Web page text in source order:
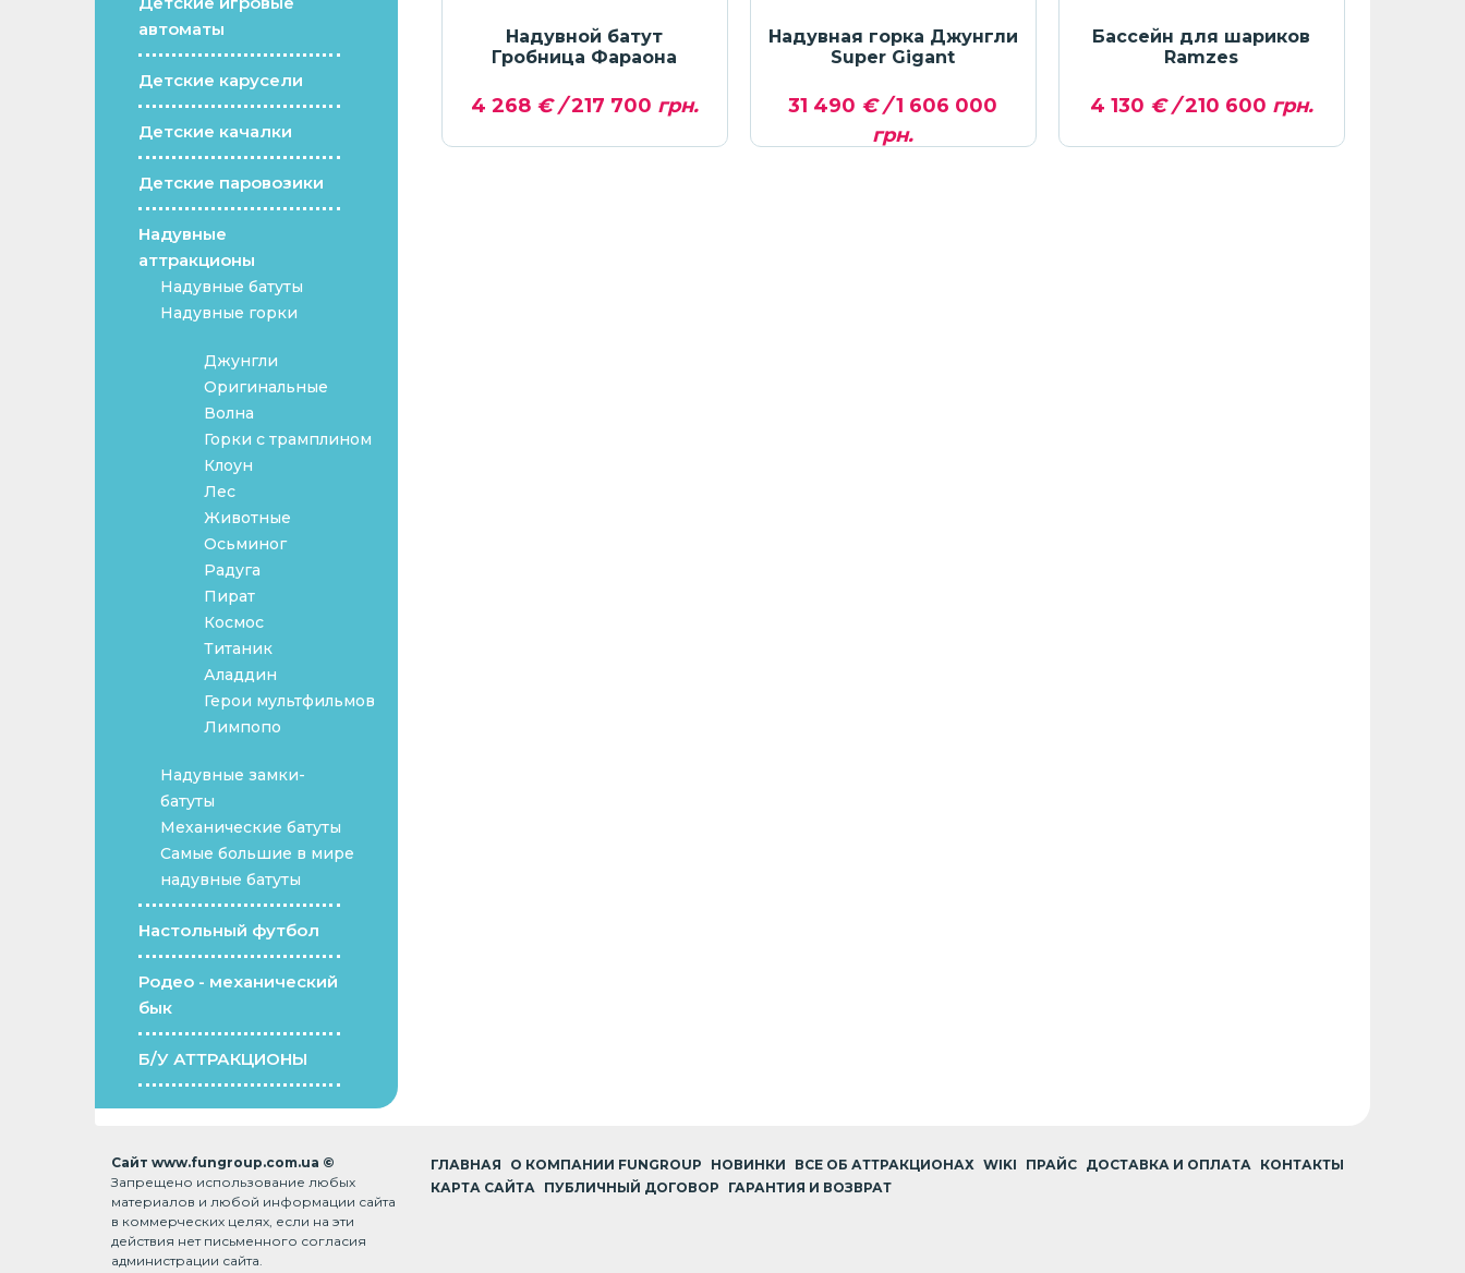
автоматы
Детские карусели
Детские качалки
Детские паровозики
Надувные
аттракционы
Надувные батуты
Надувные горки
Джунгли
Оригинальные
Волна
Горки с трамплином
Клоун
Лес
Животные
Осьминог
Радуга
Пират
Космос
Титаник
Аладдин
Герои мультфильмов
Лимпопо
Надувные замки-
батуты
Механические батуты
Самые большие в мире
надувные батуты
Настольный футбол
Родео - механический
бык
Б/У АТТРАКЦИОНЫ
Надувной замок-батут
Джунгли без крыши 7 х 6
м
3 421€ /174 500грн.
Надувной батут
Гробница Фараона
4 268€ /217 700 грн.
Надувная горка Джунгли
Super Gigant
31 490 € /1 606 000
грн.
Бассейн для шариков
Ramzes
4 130 € /210 600 грн.
Сайт www.fungroup.com.ua ©
Запрещено использование любых
материалов и любой информации сайта
в коммерческих целях, если на эти
действия нет письменного согласия
администрации сайта.
ГЛАВНАЯ О КОМПАНИИ FUNGROUP НОВИНКИ ВСЕ ОБ АТТРАКЦИОНАХ WIKI ПРАЙС ДОСТАВКА И ОПЛАТА
КОНТАКТЫ
КАРТА САЙТА
ПУБЛИЧНЫЙ ДОГОВОР ГАРАНТИЯ И ВОЗВРАТ